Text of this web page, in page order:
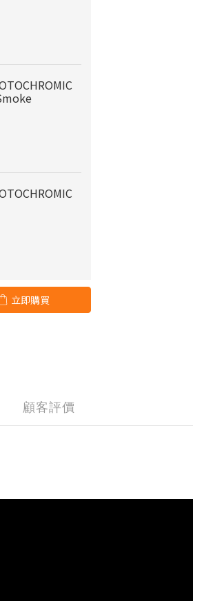
立即購買
顧客評價